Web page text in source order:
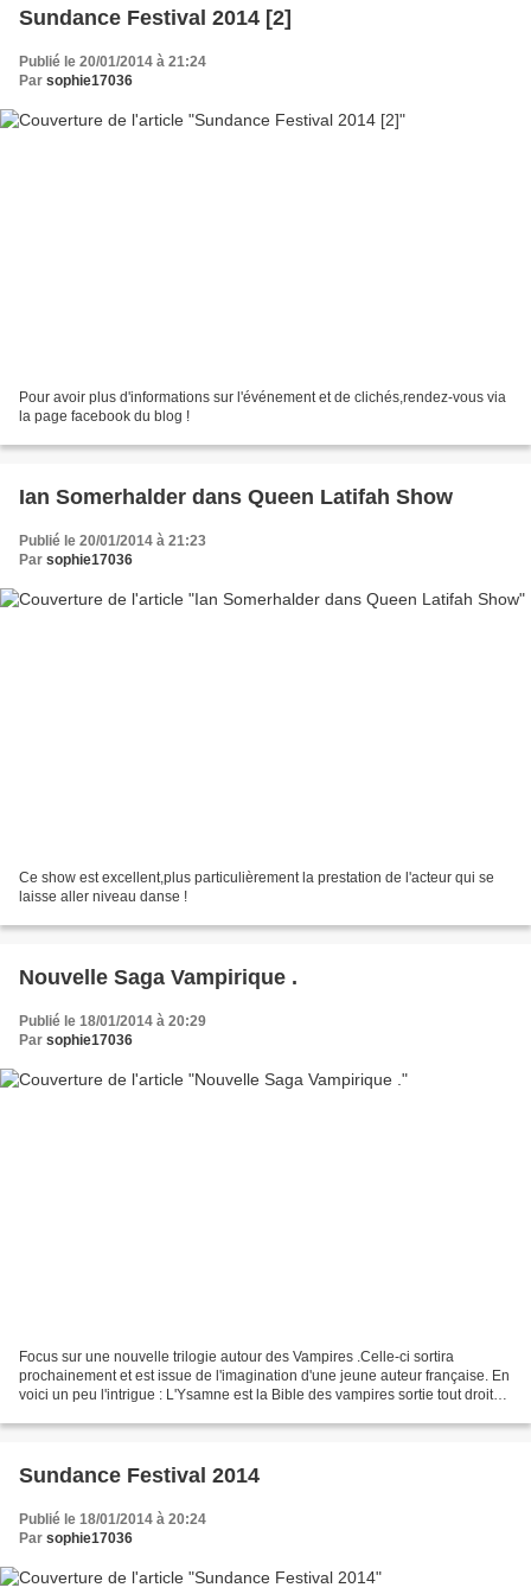
Sundance Festival 2014 [2]
Publié le 20/01/2014 à 21:24
Par sophie17036
Pour avoir plus d'informations sur l'événement et de clichés,rendez-vous via
la page facebook du blog !
Ian Somerhalder dans Queen Latifah Show
Publié le 20/01/2014 à 21:23
Par sophie17036
Ce show est excellent,plus particulièrement la prestation de l'acteur qui se
laisse aller niveau danse !
Nouvelle Saga Vampirique .
Publié le 18/01/2014 à 20:29
Par sophie17036
Focus sur une nouvelle trilogie autour des Vampires .Celle-ci sortira
prochainement et est issue de l'imagination d'une jeune auteur française. En
voici un peu l'intrigue : L'Ysamne est la Bible des vampires sortie tout droit
Sundance Festival 2014
Publié le 18/01/2014 à 20:24
Par sophie17036